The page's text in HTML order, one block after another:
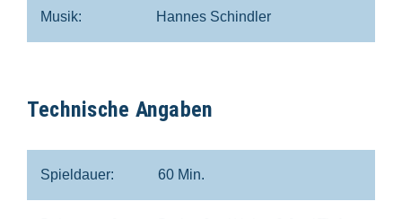
Musik: Hannes Schindler
Technische Angaben
Spieldauer: 60 Min.